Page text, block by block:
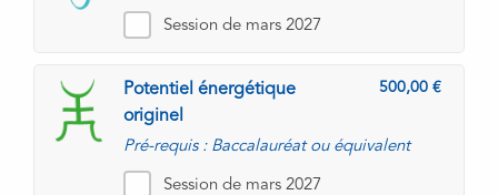
Session de mars 2027
500,00
Potentiel énergétique
originel
Pré-requis : Baccalauréat ou équivalent
Session de mars 2027